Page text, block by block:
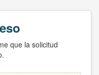
que la solicitud